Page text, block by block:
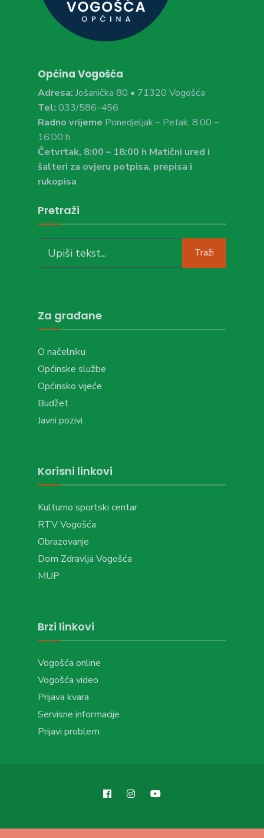
Općina Vogošća
Adresa: Jošanička 80 • 71320 Vogošća
Tel: 033/586-456
Radno vrijeme Ponedjeljak – Petak, 8:00 –
16:00 h
Četvrtak, 8:00 – 18:00 h Matični ured i
šalteri za ovjeru potpisa, prepisa i
rukopisa
Pretraži
for:
Traži
Za građane
O načelniku
Općinske službe
Općinsko vijeće
Budžet
Javni pozivi
Korisni linkovi
Kulturno sportski centar
RTV Vogošća
Obrazovanje
Dom Zdravlja Vogošća
MUP
Brzi linkovi
Vogošća online
Vogošća video
Prijava kvara
Servisne informacije
Prijavi problem